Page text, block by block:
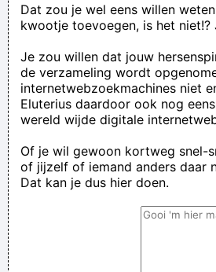
Dat zou je wel eens willen
kwootje toevoegen, is het niet!?
Je zou willen dat jouw
de verzameling wordt
internetwebzoekmachines niet
Eluterius daardoor ook nog
wereld wijde digitale
Of je wil gewoon kortweg snel-
of jijzelf of iemand anders daar
Dat kan je dus hier doen.